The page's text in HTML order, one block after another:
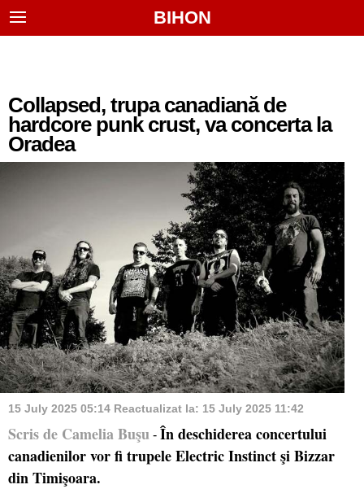
BIHON
Collapsed, trupa canadiană de
hardcore punk crust, va concerta la
Oradea
15 July 2025 05:14 Reactualizat la: 15 July 2025 11:42
Scris de Camelia Buşu - În deschiderea concertului
canadienilor vor fi trupele Electric Instinct şi Bizzar
din Timişoara.